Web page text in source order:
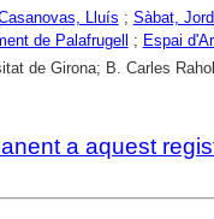
Lluís ; Sàbat,
de Palafrugell ; Espai
de Girona; B. Carles
a aquest